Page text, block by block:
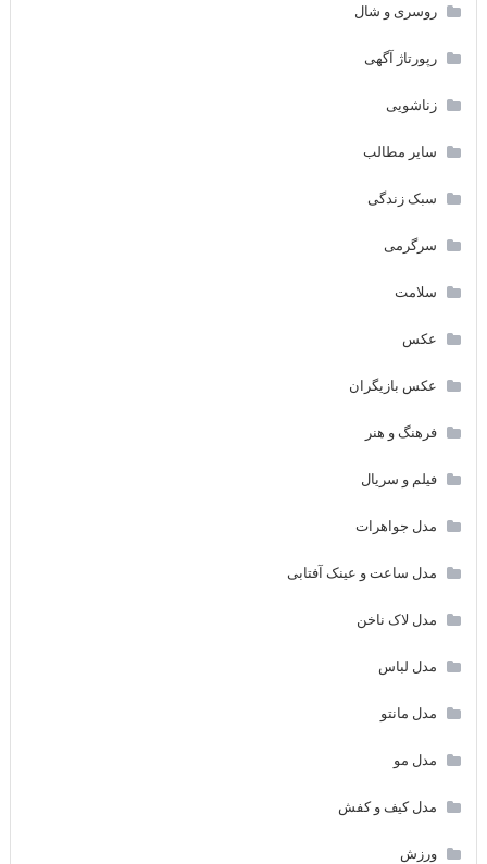
روسری و شال
رپورتاژ آگهی
زناشویی
سایر مطالب
سبک زندگی
سرگرمی
سلامت
عکس
عکس بازیگران
فرهنگ و هنر
فیلم و سریال
مدل جواهرات
مدل ساعت و عینک آفتابی
مدل لاک ناخن
مدل لباس
مدل مانتو
مدل مو
مدل کیف و کفش
ورزش